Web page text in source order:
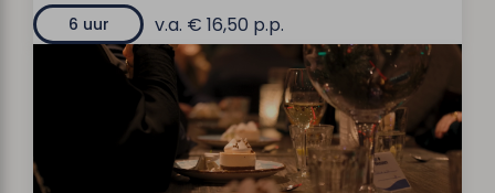
6 uur
v.a. € 16,50 p.p.